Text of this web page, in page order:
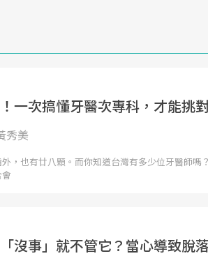
一次搞懂牙醫次專科，才能挑
秀美
，也有廿八顆。而你知道台灣有多少位牙醫師嗎
沒事」就不管它？當心導致脫